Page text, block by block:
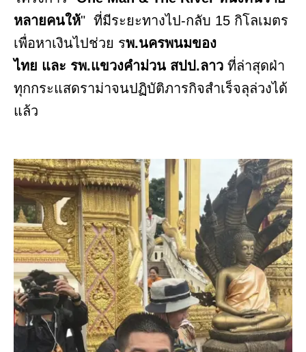
หลายคนให้" ที่มีระยะทางไป-กลับ 15 กิโลเมตร
เพื่อหาเงินไปช่วย รพ.นครพนมของ
ไทย และ รพ.แขวงคำม่วน สปป.ลาว ที่ล่าสุดฝ่า
ทุกกระแสดราม่าจนปฏิบัติภารกิจสำเร็จลุล่วงได้
แล้ว